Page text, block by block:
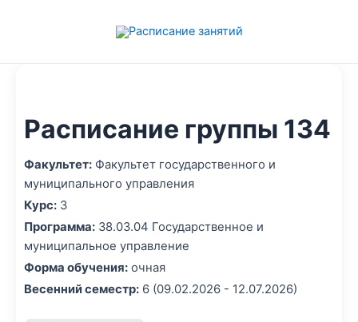
Расписание группы 134
Факультет: Факультет государственного и
муниципального управления
Курс: 3
Программа: 38.03.04 Государственное и
муниципальное управление
Форма обучения: очная
Весенний семестр: 6 (09.02.2026 - 12.07.2026)